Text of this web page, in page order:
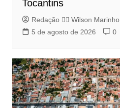
Tocantins
Redação 👨‍⚖️​ Wilson Marinho
5 de agosto de 2026
0